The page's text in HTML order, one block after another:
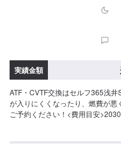
実績金額
ATF・CVTF交換はセルフ365浅
が入りにくくなったり、燃費が
ご予約ください！<費用目安